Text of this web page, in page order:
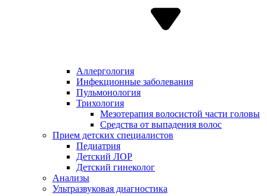
Аллергология
Инфекционные заболевания
Пульмонология
Трихология
Мезотерапия волосистой части головы
Средства от выпадения волос
Прием детских специалистов
Педиатрия
Детский ЛОР
Детский гинеколог
Анализы
Ультразвуковая диагностика